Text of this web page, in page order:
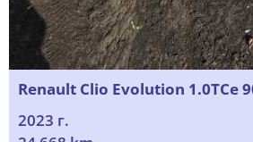
Renault Clio Evolution 1.0TCe
2023 г.